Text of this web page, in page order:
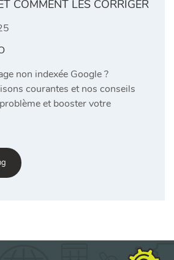
COMMENT LES CORRIGER
non indexée Google ?
courantes et nos conseils
et booster votre